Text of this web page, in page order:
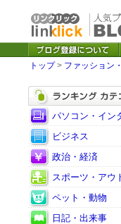
トップ> ファッション
パソコン・イン
ビジネス
政治・経済
スポーツ・アウ
ペット・動物
日記・出来事